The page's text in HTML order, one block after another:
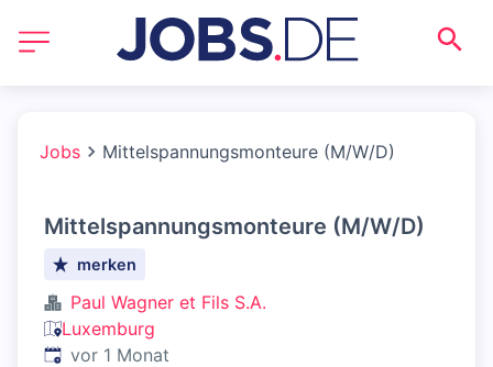
Jobs Mittelspannungsmonteure (M/W/D)
Mittelspannungsmonteure (M/W/D)
merken
Paul Wagner et Fils S.A.
Luxemburg
Veröffentlicht:
vor 1 Monat